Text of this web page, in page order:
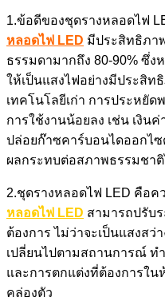
1.ข้อดีของชุดรางหลอดไฟ
หลอดไฟ LED มีประสิทธิภา
ธรรมดามากถึง 80-90% ซึ่ง
ให้เป็นแสงไฟอย่างมีประสิ
เทคโนโลยีเก่า การประหยัด
การใช้งานน้อยลง เช่น เงิน
ปล่อยก๊าซคาร์บอนไดออกไ
ผลกระทบต่อสภาพธรรมชาติ
2.ชุดรางหลอดไฟ LED คือ
หลอดไฟ LED สามารถปรับ
ต้องการ ไม่ว่าจะเป็นแสงส
เปลี่ยนไปตามสถานการณ์ ท
และการตกแต่งที่ต้องการใน
คล่องตัว